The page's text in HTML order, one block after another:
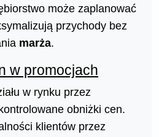
może zaplanować
przychody bez
marża.
w promocjach
w rynku przez
obniżki cen.
klientów przez